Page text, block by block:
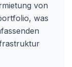
von
was